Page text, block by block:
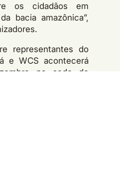
os cidadãos em
bacia amazônica”,
representantes do
e WCS acontecerá
na sede do